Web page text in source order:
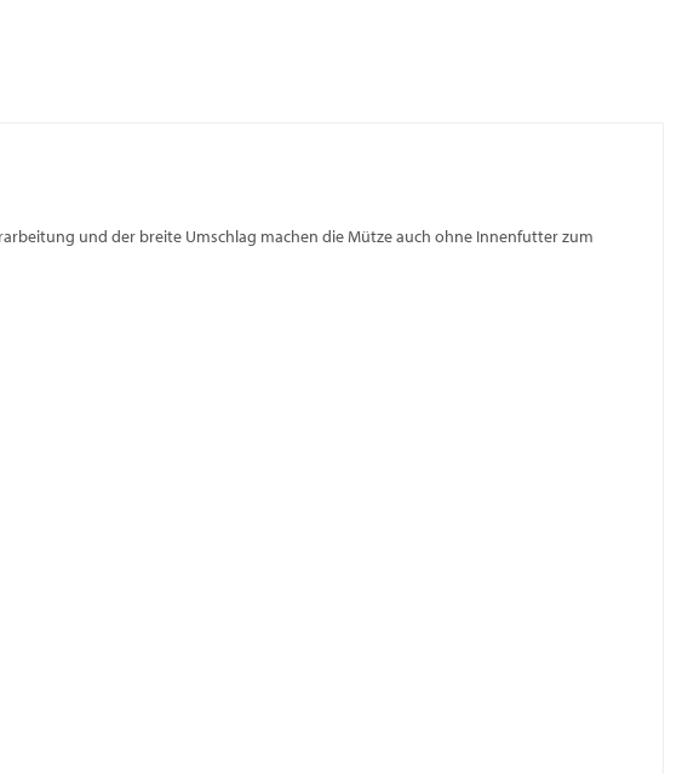
und der breite Umschlag machen die Mütze auch ohne Innenfutter zum